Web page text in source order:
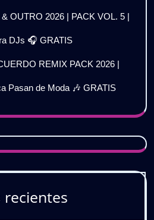
OUTRO 2026 | PACK VOL. 5 |
DJs 🎧 GRATIS
REMIX PACK 2026 |
Pasan de Moda 🎶 GRATIS